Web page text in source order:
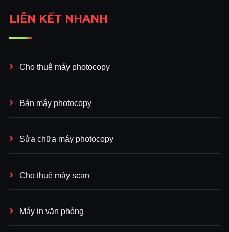
LIÊN KẾT NHANH
Cho thuê máy photocopy
Bán máy photocopy
Sửa chữa máy photocopy
Cho thuê máy scan
Máy in văn phòng